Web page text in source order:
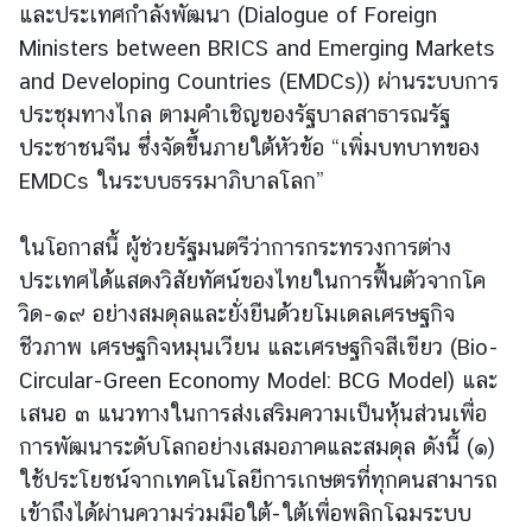
น
โ
ย
บ
า
ย
ก
ร
ต่
า
ป
ร
ะ
เ
ท
ศ
และประเทศกำลังพัฒนา (Dialogue of Foreign
Ministers between BRICS and Emerging Markets
and Developing Countries (EMDCs)) ผ่านระบบการ
ประชุมทางไกล ตามคำเชิญของรัฐบาลสาธารณรัฐ
ประชาชนจีน ซึ่งจัดขึ้นภายใต้หัวข้อ “เพิ่มบทบาทของ
EMDCs ในระบบธรรมาภิบาลโลก”
ในโอกาสนี้ ผู้ช่วยรัฐมนตรีว่าการกระทรวงการต่าง
ประเทศได้แสดงวิสัยทัศน์ของไทยในการฟื้นตัวจากโค
วิด-๑๙ อย่างสมดุลและยั่งยืนด้วยโมเดลเศรษฐกิจ
ชีวภาพ เศรษฐกิจหมุนเวียน และเศรษฐกิจสีเขียว (Bio-
Circular-Green Economy Model: BCG Model) และ
เสนอ ๓ แนวทางในการส่งเสริมความเป็นหุ้นส่วนเพื่อ
การพัฒนาระดับโลกอย่างเสมอภาคและสมดุล ดังนี้ (๑)
ใช้ประโยชน์จากเทคโนโลยีการเกษตรที่ทุกคนสามารถ
เข้าถึงได้ผ่านความร่วมมือใต้-ใต้เพื่อพลิกโฉมระบบ